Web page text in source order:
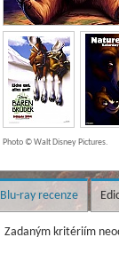
Photo © Walt Disney Pictures.
Blu-ray recenze
Zadaným kritériím